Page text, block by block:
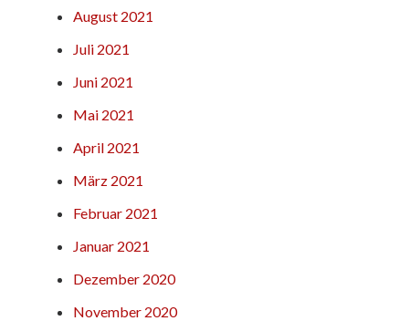
August 2021
Juli 2021
Juni 2021
Mai 2021
April 2021
März 2021
Februar 2021
Januar 2021
Dezember 2020
November 2020